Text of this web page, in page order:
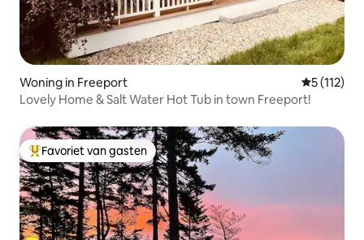
Woning in Freeport
5 (112)
Lovely Home & Salt Water Hot Tub in town Freeport!
Topfavoriet van gasten
Favoriet van gasten